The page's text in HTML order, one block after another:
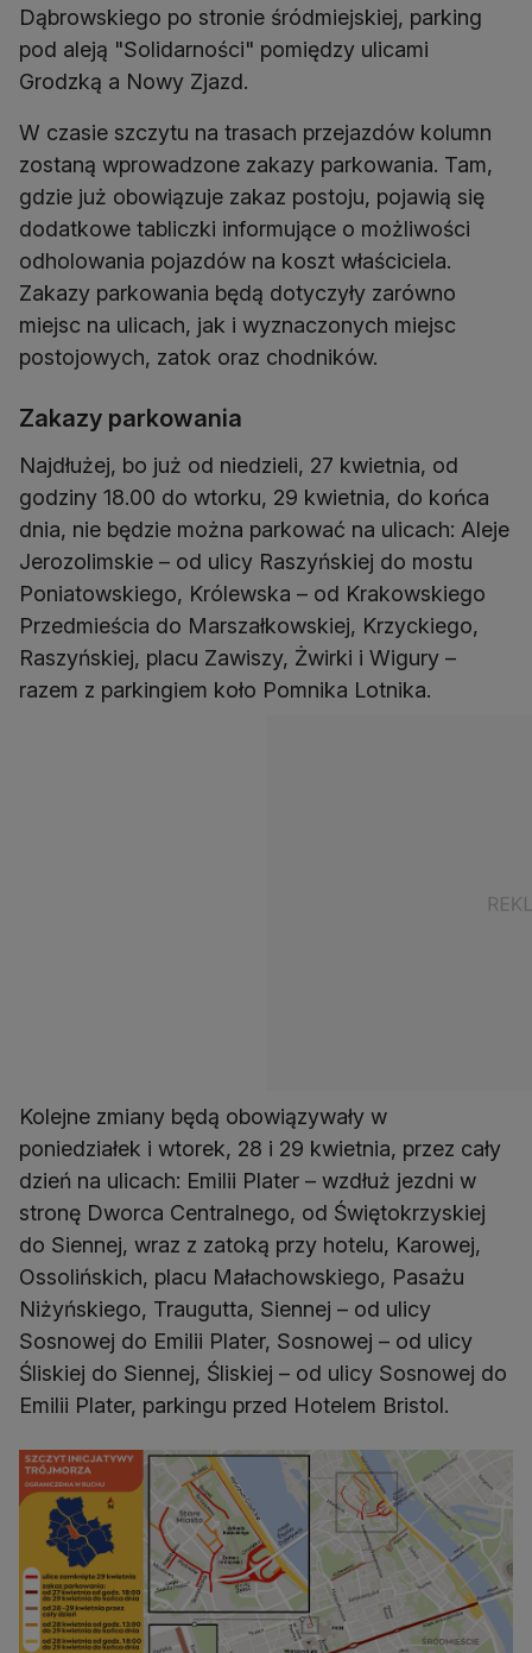
Dąbrowskiego po stronie śródmiejskiej, parking
pod aleją "Solidarności" pomiędzy ulicami
Grodzką a Nowy Zjazd.
W czasie szczytu na trasach przejazdów kolumn
zostaną wprowadzone zakazy parkowania. Tam,
gdzie już obowiązuje zakaz postoju, pojawią się
dodatkowe tabliczki informujące o możliwości
odholowania pojazdów na koszt właściciela.
Zakazy parkowania będą dotyczyły zarówno
miejsc na ulicach, jak i wyznaczonych miejsc
postojowych, zatok oraz chodników.
Zakazy parkowania
Najdłużej, bo już od niedzieli, 27 kwietnia, od
godziny 18.00 do wtorku, 29 kwietnia, do końca
dnia, nie będzie można parkować na ulicach: Aleje
Jerozolimskie – od ulicy Raszyńskiej do mostu
Poniatowskiego, Królewska – od Krakowskiego
Przedmieścia do Marszałkowskiej, Krzyckiego,
Raszyńskiej, placu Zawiszy, Żwirki i Wigury –
razem z parkingiem koło Pomnika Lotnika.
Kolejne zmiany będą obowiązywały w
poniedziałek i wtorek, 28 i 29 kwietnia, przez cały
dzień na ulicach: Emilii Plater – wzdłuż jezdni w
stronę Dworca Centralnego, od Świętokrzyskiej
do Siennej, wraz z zatoką przy hotelu, Karowej,
Ossolińskich, placu Małachowskiego, Pasażu
Niżyńskiego, Traugutta, Siennej – od ulicy
Sosnowej do Emilii Plater, Sosnowej – od ulicy
Śliskiej do Siennej, Śliskiej – od ulicy Sosnowej do
Emilii Plater, parkingu przed Hotelem Bristol.